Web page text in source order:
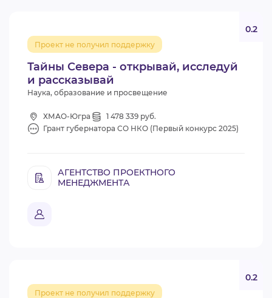
Тайны Севера - открывай, исследуй
и рассказывай
Проект не получил поддержку
0.2
Наука, образование и просвещение
ХМАО-Югра
1 478 339 руб.
Грант губернатора СО НКО (Первый конкурс 2025)
АГЕНТСТВО ПРОЕКТНОГО
МЕНЕДЖМЕНТА
Проект не получил поддержку
0.2